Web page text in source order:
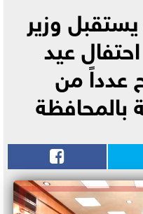
وزير
عيد
عدداً من
بالمحافظة